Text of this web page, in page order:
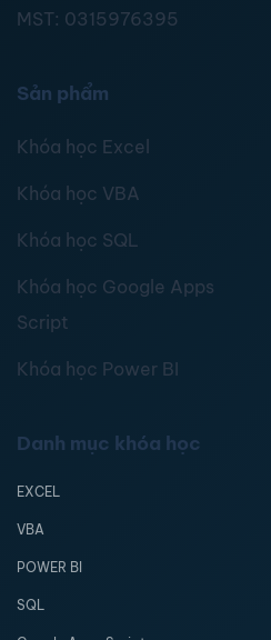
MST: 0315976395
Sản phẩm
Khóa học Excel
Khóa học VBA
Khóa học SQL
Khóa học Google Apps
Script
Khóa học Power BI
Danh mục khóa học
EXCEL
VBA
POWER BI
SQL